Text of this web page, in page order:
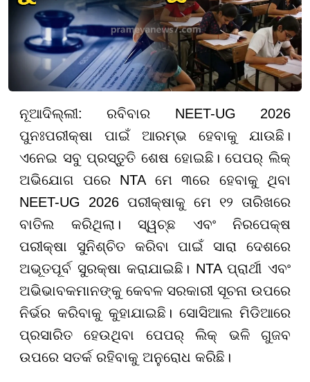
ନୂଆଦିଲ୍ଲୀ: ରବିବାର NEET-UG 2026
ପୁନଃପରୀକ୍ଷା ପାଇଁ ଆରମ୍ଭ ହେବାକୁ ଯାଉଛି।
ଏନେଇ ସବୁ ପ୍ରସ୍ତୁତି ଶେଷ ହୋଇଛି। ପେପର୍ ଲିକ୍
ଅଭିଯୋଗ ପରେ NTA ମେ ୩ରେ ହେବାକୁ ଥିବା
NEET-UG 2026 ପରୀକ୍ଷାକୁ ମେ ୧୨ ତାରିଖରେ
ବାତିଲ କରିଥିଲା। ସ୍ୱଚ୍ଛ ଏବଂ ନିରପେକ୍ଷ
ପରୀକ୍ଷା ସୁନିଶ୍ଚିତ କରିବା ପାଇଁ ସାରା ଦେଶରେ
ଅଭୂତପୂର୍ବ ସୁରକ୍ଷା କରାଯାଇଛି। NTA ପ୍ରାର୍ଥୀ ଏବଂ
ଅଭିଭାବକମାନଙ୍କୁ କେବଳ ସରକାରୀ ସୂଚନା ଉପରେ
ନିର୍ଭର କରିବାକୁ କୁହାଯାଇଛି। ସୋସିଆଲ ମିଡିଆରେ
ପ୍ରସାରିତ ହେଉଥିବା ପେପର୍ ଲିକ୍ ଭଳି ଗୁଜବ
ଉପରେ ସତର୍କ ରହିବାକୁ ଅନୁରୋଧ କରିଛି।